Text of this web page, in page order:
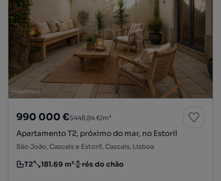
990 000 €5448,84 €/m²
Apartamento T2, próximo do mar, no Estoril
São João, Cascais e Estoril, Cascais, Lisboa
Tipologia
T2
Preço por metro quadrado
181.69 m²
Andar rés do chão